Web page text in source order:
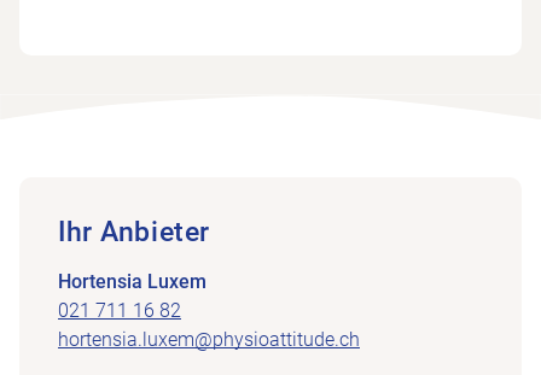
Ihr Anbieter
Hortensia Luxem
021 711 16 82
hortensia.luxem@physioattitude.ch